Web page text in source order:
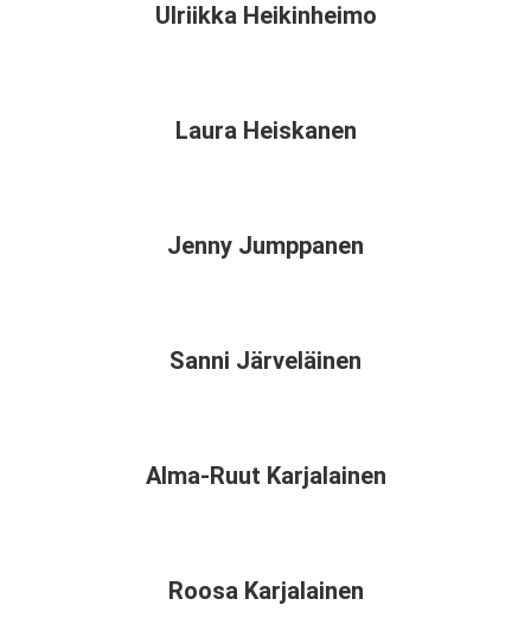
Ulriikka Heikinheimo
Laura Heiskanen
Jenny Jumppanen
Sanni Järveläinen
Alma-Ruut Karjalainen
Roosa Karjalainen